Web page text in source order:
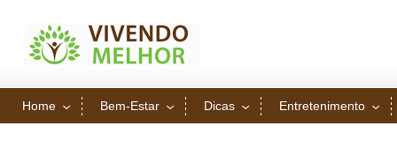
Home Bem-Estar Dicas Entretenimento